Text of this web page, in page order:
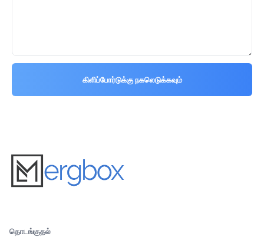
கிளிப்போர்டுக்கு நகலெடுக்கவும்
தொடங்குதல்